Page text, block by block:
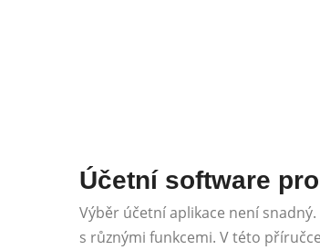
Účetní software
Výběr účetní aplikace není
s různými funkcemi. V této